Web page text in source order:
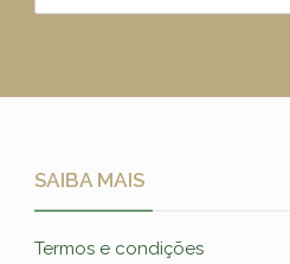
SAIBA MAIS
Termos e condições